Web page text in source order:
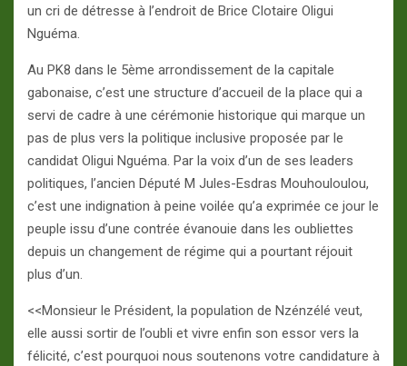
un cri de détresse à l’endroit de Brice Clotaire Oligui
Nguéma.
Au PK8 dans le 5ème arrondissement de la capitale
gabonaise, c’est une structure d’accueil de la place qui a
servi de cadre à une cérémonie historique qui marque un
pas de plus vers la politique inclusive proposée par le
candidat Oligui Nguéma. Par la voix d’un de ses leaders
politiques, l’ancien Député M Jules-Esdras Mouhouloulou,
c’est une indignation à peine voilée qu’a exprimée ce jour le
peuple issu d’une contrée évanouie dans les oubliettes
depuis un changement de régime qui a pourtant réjouit
plus d’un.
<<Monsieur le Président, la population de Nzénzélé veut,
elle aussi sortir de l’oubli et vivre enfin son essor vers la
félicité, c’est pourquoi nous soutenons votre candidature à